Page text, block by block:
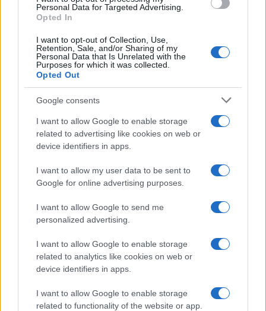
Personal Data for Targeted Advertising.
Opted In
I want to opt-out of Collection, Use,
Retention, Sale, and/or Sharing of my
Personal Data that Is Unrelated with the
Purposes for which it was collected.
Opted Out
Google consents
I want to allow Google to enable storage
related to advertising like cookies on web or
device identifiers in apps.
I want to allow my user data to be sent to
Google for online advertising purposes.
I want to allow Google to send me
personalized advertising.
I want to allow Google to enable storage
related to analytics like cookies on web or
device identifiers in apps.
I want to allow Google to enable storage
related to functionality of the website or app.
ROMANINA Raggi e Bonafede in
8 Novembre 2018 - 11:55Villani
ROMANINA Raggi e Bonafede in visita al Roxy
Bar: il commento della sindaca sui social.
ROMANINA Raggi e Bonafede in visita al Roxy
Leggi l’articolo →